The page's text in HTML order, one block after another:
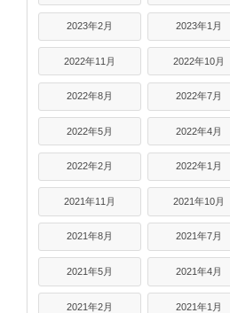
2023年2月 2023年1月
2022年11月 2022年10月
2022年8月 2022年7月
2022年5月 2022年4月
2022年2月 2022年1月
2021年11月 2021年10月
2021年8月 2021年7月
2021年5月 2021年4月
2021年2月 2021年1月